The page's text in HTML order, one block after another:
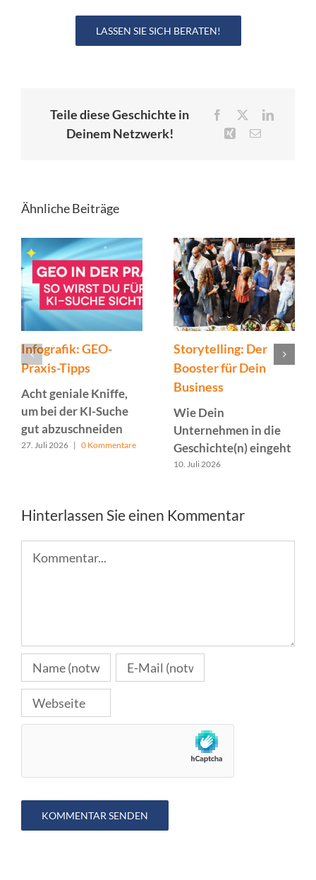
LASSEN SIE SICH BERATEN!
Teile diese Geschichte in
Deinem Netzwerk!
Facebook
LinkedIn
Xing E-
Ähnliche Beiträge
Infografik: GEO-
Praxis-Tipps
Acht geniale Kniffe,
um bei der KI-Suche
gut abzuschneiden
27. Juli 2026 | 0 Kommentare
Storytelling: Der
Booster für Dein
Business
Wie Dein
Unternehmen in die
Geschichte(n) eingeht
10. Juli 2026
Hinterlassen Sie einen Kommentar